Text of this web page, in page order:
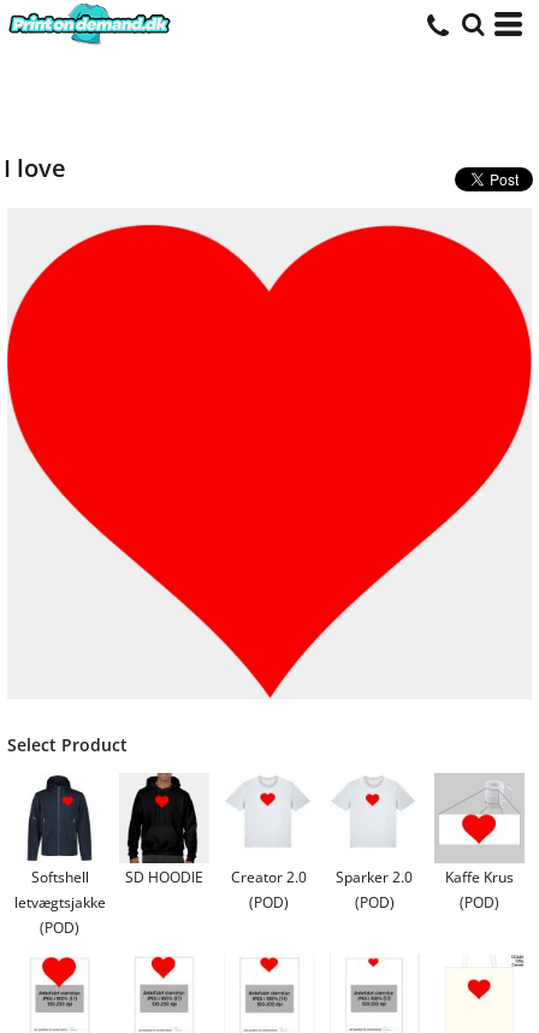
I love
Select Product
Softshell
letvægtsjakke
(POD)
SD HOODIE
Creator 2.0
(POD)
Sparker 2.0
(POD)
Kaffe Krus
(POD)